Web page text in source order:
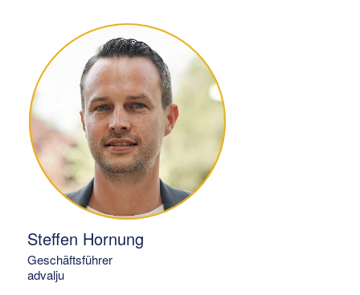
Steffen Hornung
Geschäftsführer
advalju